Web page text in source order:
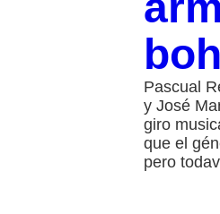
Pascual
y José
giro
que el
pero